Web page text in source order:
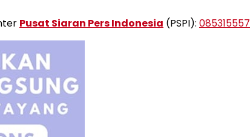
Pusat Siaran Pers Indonesia (PSPI):